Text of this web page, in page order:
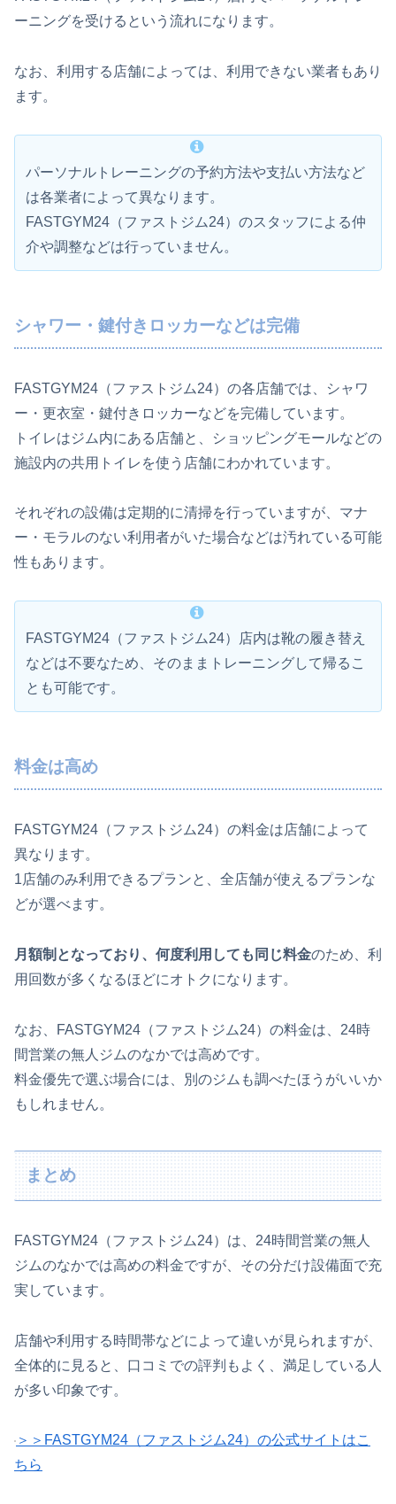
ーニングを受けるという流れになります。
なお、利用する店舗によっては、利用できない業者もあり
ます。
パーソナルトレーニングの予約方法や支払い方法など
は各業者によって異なります。
FASTGYM24（ファストジム24）のスタッフによる仲
介や調整などは行っていません。
シャワー・鍵付きロッカーなどは完備
FASTGYM24（ファストジム24）の各店舗では、シャワ
ー・更衣室・鍵付きロッカーなどを完備しています。
トイレはジム内にある店舗と、ショッピングモールなどの
施設内の共用トイレを使う店舗にわかれています。
それぞれの設備は定期的に清掃を行っていますが、マナ
ー・モラルのない利用者がいた場合などは汚れている可能
性もあります。
FASTGYM24（ファストジム24）店内は靴の履き替え
などは不要なため、そのままトレーニングして帰るこ
とも可能です。
料金は高め
FASTGYM24（ファストジム24）の料金は店舗によって
異なります。
1店舗のみ利用できるプランと、全店舗が使えるプランな
どが選べます。
月額制となっており、何度利用しても同じ料金のため、利
用回数が多くなるほどにオトクになります。
なお、FASTGYM24（ファストジム24）の料金は、24時
間営業の無人ジムのなかでは高めです。
料金優先で選ぶ場合には、別のジムも調べたほうがいいか
もしれません。
まとめ
FASTGYM24（ファストジム24）は、24時間営業の無人
ジムのなかでは高めの料金ですが、その分だけ設備面で充
実しています。
店舗や利用する時間帯などによって違いが見られますが、
全体的に見ると、口コミでの評判もよく、満足している人
が多い印象です。
＞＞FASTGYM24（ファストジム24）の公式サイトはこ
ちら